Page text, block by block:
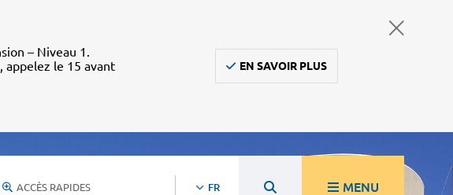
– Niveau 1.
appelez le 15 avant
EN SAVOIR PLUS
ACCÈS RAPIDES FR MENU